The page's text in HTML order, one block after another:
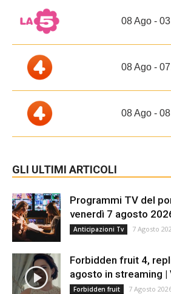
08 Ago -
08 Ago -
08 Ago -
GLI ULTIMI ARTICOLI
Programmi TV del
venerdì 7 agosto
Anticipazioni Tv 7 Agosto
Forbidden fruit 4,
agosto in streaming
Forbidden fruit 7 Agosto